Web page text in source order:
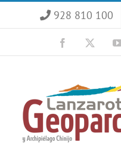
928 810 100
Facebook